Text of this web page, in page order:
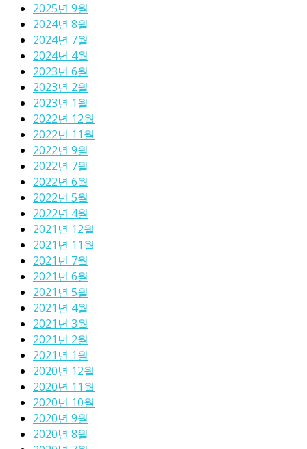
2025년 9월
2024년 8월
2024년 7월
2024년 4월
2023년 6월
2023년 2월
2023년 1월
2022년 12월
2022년 11월
2022년 9월
2022년 7월
2022년 6월
2022년 5월
2022년 4월
2021년 12월
2021년 11월
2021년 7월
2021년 6월
2021년 5월
2021년 4월
2021년 3월
2021년 2월
2021년 1월
2020년 12월
2020년 11월
2020년 10월
2020년 9월
2020년 8월